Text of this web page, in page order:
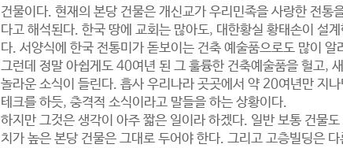
건물이다. 현재의 본당 건물은 개신교가 우리민족을 사랑한 전통
다고 해석된다. 한국 땅에 교회는 많아도, 대한황실 황태손이 설
다. 서양식에 한국 전통미가 돋보이는 건축 예술품으로도 많이 알
그런데 정말 아쉽게도 40여년 된 그 훌륭한 건축예술품을 헐고,
놀라운 소식이 들린다. 흡사 우리나라 곳곳에서 약 20여년만 지
테크를 하듯, 충격적 소식이라고 말들을 하는 상황이다.
하지만 그것은 생각이 아주 짧은 일이라 하겠다. 일반 보통 건물
치가 높은 본당 건물은 그대로 두어야 한다. 그리고 고층빌딩은